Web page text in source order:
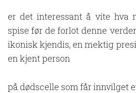
er det interessant å vite hva
spise før de forlot denne
ikonisk kjendis, en mektig
en kjent person
på dødscelle som får innvilget